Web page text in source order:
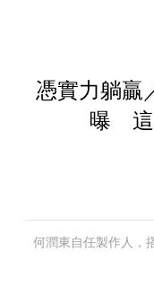
憑實力躺贏
曝 這
何潤東自任製作人，